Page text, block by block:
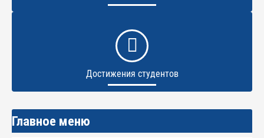
Достижения студентов
Главное меню